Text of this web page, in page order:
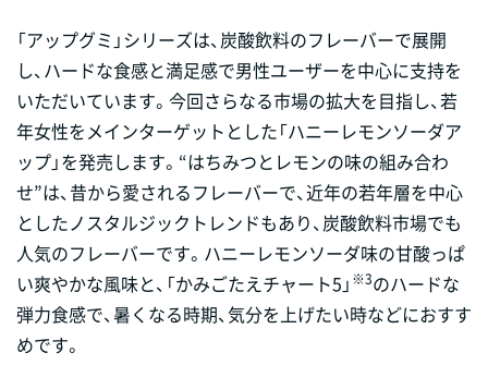
「アップグミ」シリーズは、炭酸飲料のフレーバーで展開
し、ハードな食感と満足感で男性ユーザーを中心に支持を
いただいています。今回さらなる市場の拡大を目指し、若
年女性をメインターゲットとした「ハニーレモンソーダア
ップ」を発売します。“はちみつとレモンの味の組み合わ
せ”は、昔から愛されるフレーバーで、近年の若年層を中心
としたノスタルジックトレンドもあり、炭酸飲料市場でも
人気のフレーバーです。ハニーレモンソーダ味の甘酸っぱ
い爽やかな風味と、「かみごたえチャート5」 ※3のハードな
弾力食感で、暑くなる時期、気分を上げたい時などにおすす
めです。